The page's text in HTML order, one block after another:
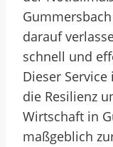
darauf
schnell und
Dieser
die Resilienz
Wirtschaft in
maßgeblich